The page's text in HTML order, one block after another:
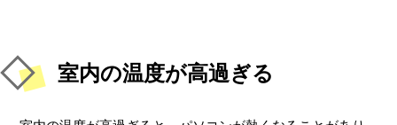
室内の温度が高過ぎる